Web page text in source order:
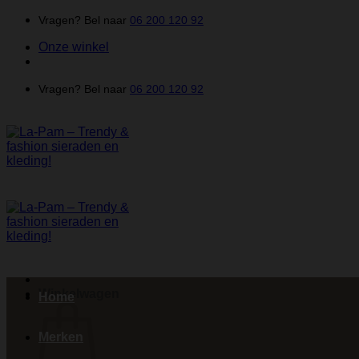
inhoud
Vragen? Bel naar 06 200 120 92
Onze winkel
Vragen? Bel naar 06 200 120 92
Winkelwagen
Home